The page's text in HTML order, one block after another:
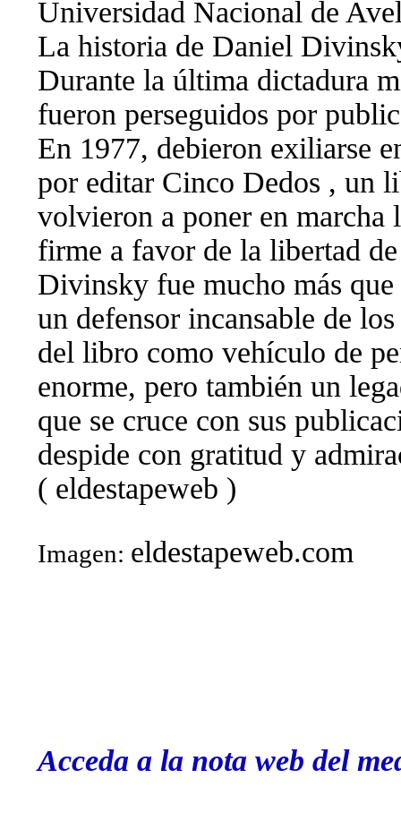
Universidad Nacional de
La historia de Daniel
Durante la última dictadura
fueron perseguidos por
En 1977, debieron exiliarse
por editar Cinco Dedos , un
volvieron a poner en marcha
firme a favor de la libertad
Divinsky fue mucho más
un defensor incansable de
del libro como vehículo de
enorme, pero también un
que se cruce con sus
despide con gratitud y
( eldestapeweb )
Imagen: eldestapeweb.com
Acceda a la nota web del